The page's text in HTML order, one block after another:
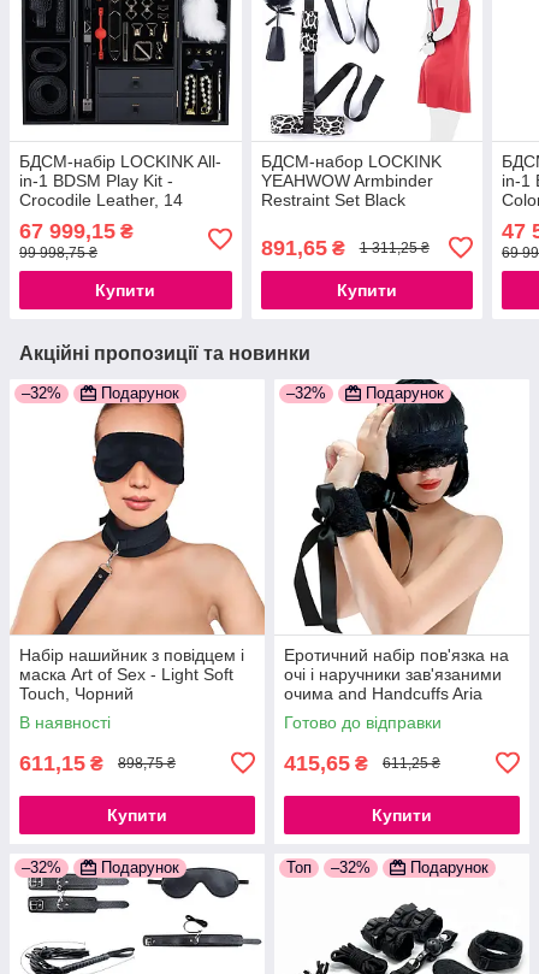
БДСМ-набір LOCKINK All-
in-1 BDSM Play Kit -
Crocodile Leather, 14
натуральна теляча шкіра
67 999,15 ₴
99 998,75 ₴
Купити
БДСМ-набор LOCKINK
YEAHWOW Armbinder
Restraint Set Black
891,65₴ 1 311,25 ₴
Купити
in-1
47
69
Акційні пропозиції та новинки
–32% Подарунок
Набір нашийник з повідцем і
маска Art of Sex - Light Soft
Touch, Чорний
777Store.com.ua
В наявності
611,15 ₴ 898,75 ₴
Купити
–32% Подарунок
Еротичний набір пов'язка на
очі і наручники зав'язаними
очима and Handcuffs Aria
777Store.com.ua
Готово до відправки
415,65 ₴ 611,25 ₴
Купити
–32% Подарунок Топ –32% Подарунок